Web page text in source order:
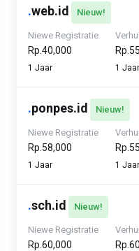
.web.id Nieuw!
Niewe Registratie
Rp.40,000
1 Jaar 1 Jaar
.ponpes.id Nieuw!
Niewe Registratie
Rp.58,000
1 Jaar 1 Jaar
.sch.id Nieuw!
Niewe Registratie
Rp.60,000